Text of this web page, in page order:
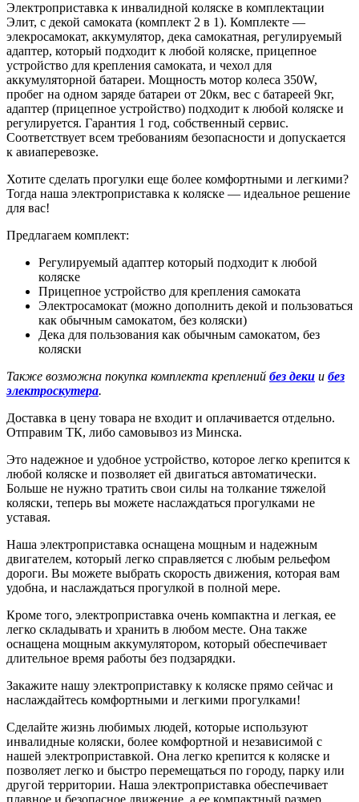
Электроприставка к инвалидной коляске в комплектации
Элит, с декой самоката (комплект 2 в 1). Комплекте —
элекросамокат, аккумулятор, дека самокатная, регулируемый
адаптер, который подходит к любой коляске, прицепное
устройство для крепления самоката, и чехол для
аккумуляторной батареи. Мощность мотор колеса 350W,
пробег на одном заряде батареи от 20км, вес с батареей 9кг,
адаптер (прицепное устройство) подходит к любой коляске и
регулируется. Гарантия 1 год, собственный сервис.
Соответствует всем требованиям безопасности и допускается
к авиаперевозке.
Хотите сделать прогулки еще более комфортными и легкими?
Тогда наша электроприставка к коляске — идеальное решение
для вас!
Предлагаем комплект:
Регулируемый адаптер который подходит к любой
коляске
Прицепное устройство для крепления самоката
Электросамокат (можно дополнить декой и пользоваться
как обычным самокатом, без коляски)
Дека для пользования как обычным самокатом, без
коляски
Также возможна покупка комплекта креплений без деки и без
электроскутера.
Доставка в цену товара не входит и оплачивается отдельно.
Отправим ТК, либо самовывоз из Минска.
Это надежное и удобное устройство, которое легко крепится к
любой коляске и позволяет ей двигаться автоматически.
Больше не нужно тратить свои силы на толкание тяжелой
коляски, теперь вы можете наслаждаться прогулками не
уставая.
Наша электроприставка оснащена мощным и надежным
двигателем, который легко справляется с любым рельефом
дороги. Вы можете выбрать скорость движения, которая вам
удобна, и наслаждаться прогулкой в полной мере.
Кроме того, электроприставка очень компактна и легкая, ее
легко складывать и хранить в любом месте. Она также
оснащена мощным аккумулятором, который обеспечивает
длительное время работы без подзарядки.
Закажите нашу электроприставку к коляске прямо сейчас и
наслаждайтесь комфортными и легкими прогулками!
Сделайте жизнь любимых людей, которые используют
инвалидные коляски, более комфортной и независимой с
нашей электроприставкой. Она легко крепится к коляске и
позволяет легко и быстро перемещаться по городу, парку или
другой территории. Наша электроприставка обеспечивает